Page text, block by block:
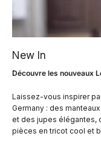
New In
Découvre les nouveaux
Laissez-vous inspirer
Germany : des
et des jupes élégantes,
pièces en tricot cool et